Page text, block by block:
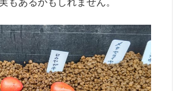
もあるかもしれません。